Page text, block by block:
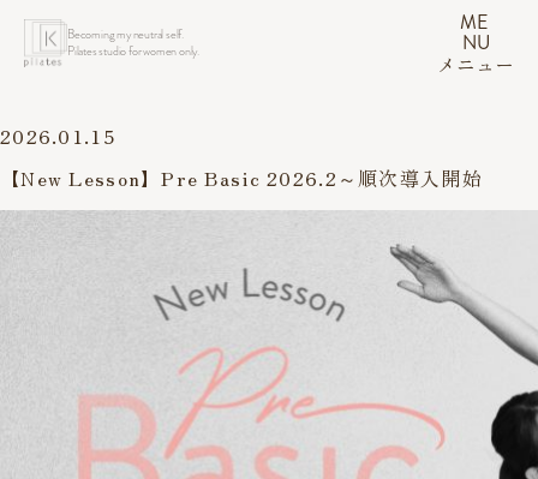
Becoming my neutral self.
Pilates studio for women only.
ME
NU
メニュー
2026.01.15
【New Lesson】Pre Basic 2026.2～順次導入開始